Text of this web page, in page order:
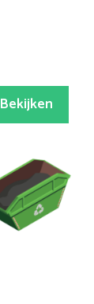
Bekijken